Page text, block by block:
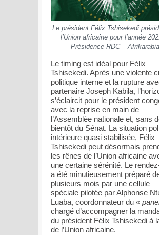
Le président Félix Tshisekedi
l’Union africaine pour l’année
Présidence RDC – Afrikarabia
Le timing est idéal pour Félix
Tshisekedi. Après une violente
politique interne et la rupture
partenaire Joseph Kabila,
s’éclaircit pour le président
avec la reprise en main de
l’Assemblée nationale et, sans
bientôt du Sénat. La situation
intérieure quasi stabilisée, Félix
Tshisekedi peut désormais
les rênes de l’Union africaine
une certaine sérénité. Le
a été minutieusement préparé
plusieurs mois par une cellule
spéciale pilotée par Alphonse
Luaba, coordonnateur du «
chargé d’accompagner la
du président Félix Tshisekedi à
de l’Union africaine.